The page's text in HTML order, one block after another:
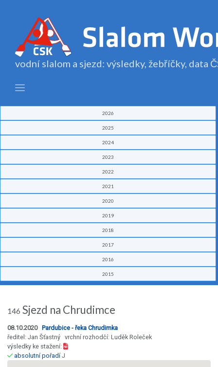
vodní slalom a sjezd: výsledky, žebříčky, data
2026
2025
2024
2023
2022
2021
2020
2019
2018
2017
2016
2015
146 Sjezd na Chrudimce
08.10.2020 Pardubice - řeka Chrudimka
ředitel: Jan Šťastný vrchní rozhodčí: Luděk Roleček
výsledky ke stažení:
absolutní pořadíJ